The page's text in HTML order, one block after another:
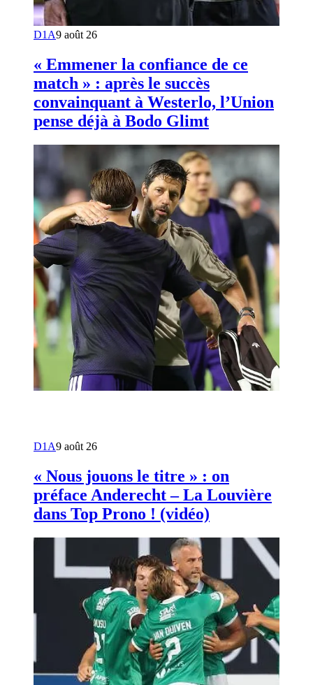
D1A9 août 26
« Emmener la confiance de ce
match » : après le succès
convainquant à Westerlo, l’Union
pense déjà à Bodo Glimt
D1A9 août 26
« Nous jouons le titre » : on
préface Anderecht – La Louvière
dans Top Prono ! (vidéo)